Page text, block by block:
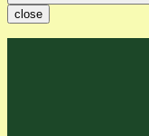
close